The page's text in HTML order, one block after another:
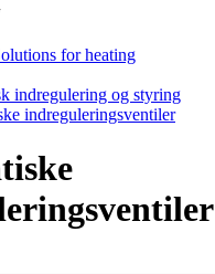
for heating
indregulering og styring
indreguleringsventiler